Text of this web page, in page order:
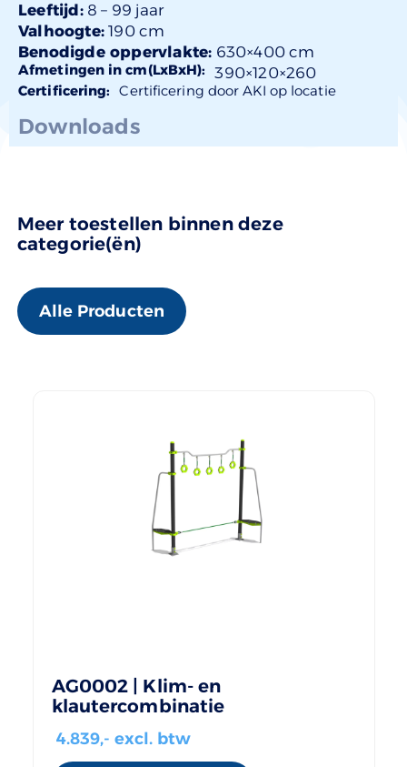
Leeftijd:8 – 99 jaar
Valhoogte: 190 cm
Benodigde oppervlakte: 630×400 cm
Afmetingen in cm(LxBxH): 390×120×260
Certificering: Certificering door AKI op locatie
Downloads
Meer toestellen binnen deze
categorie(ën)
Alle Producten
AG0002 | Klim- en
klautercombinatie
4.839,- excl. btw